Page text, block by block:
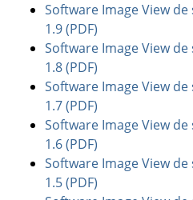
Software Image View
1.9 (PDF)
Software Image View
1.8 (PDF)
Software Image View
1.7 (PDF)
Software Image View
1.6 (PDF)
Software Image View
1.5 (PDF)